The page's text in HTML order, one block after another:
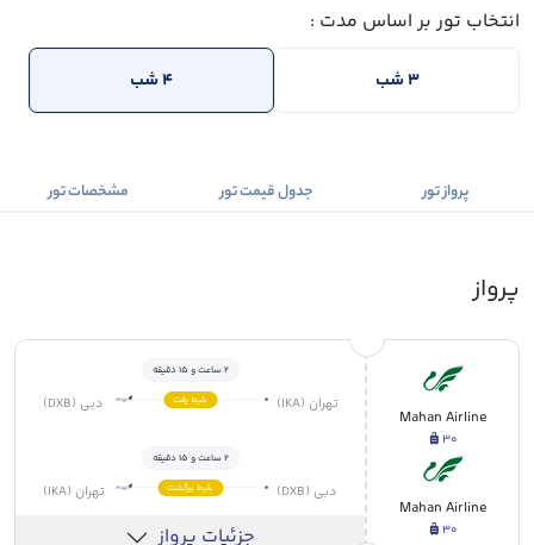
انتخاب تور بر اساس مدت :
3 شب 4 شب
پرواز تور جدول قیمت تور مشخصات تور
پرواز
Mahan Airline
30
Mahan Airline
30
تهران (IKA)
2 ساعت و 15 دقیقه
بلیط رفت دبی (DXB)
دبی (DXB)
2 ساعت و 15 دقیقه
بلیط برگشت تهران (IKA)
جزئیات پرواز